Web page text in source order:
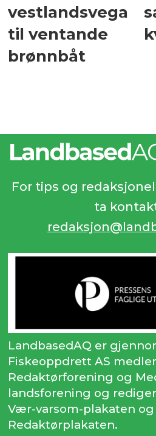
vestlandsvegar
til ventande
brønnbåt
For tips og
ta
LandbasedAQ er
Fiskeoppdrett AS
Redaktørforening og
landsforening og
Vær-varsom-plakaten og
Redaktørplakaten.